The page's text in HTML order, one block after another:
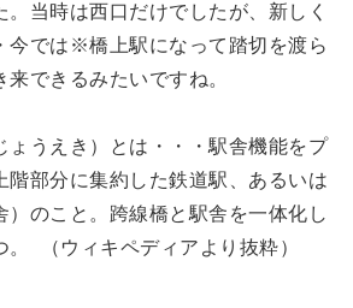
。当時は西口だけでしたが、新しく
今では※橋上駅になって踏切を渡ら
できるみたいですね。
うえき）とは・・・駅舎機能をプ
階部分に集約した鉄道駅、あるいは
）のこと。跨線橋と駅舎を一体化し
。 （ウィキペディアより抜粋）